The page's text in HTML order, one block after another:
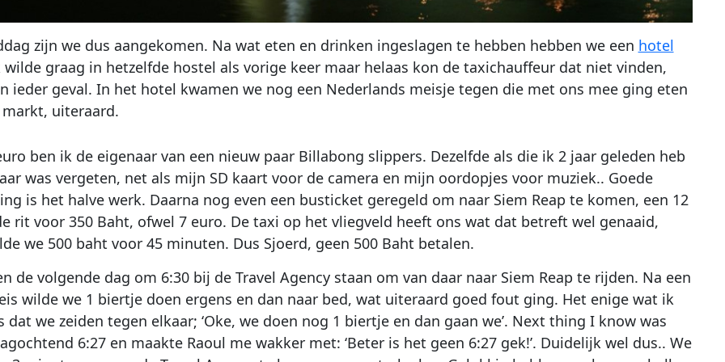
zijn we dus aangekomen. Na wat eten en drinken ingeslagen te hebben hebben we een hotel
graag in hetzelfde hostel als vorige keer maar helaas kon de taxichauffeur dat niet vinden,
ieder geval. In het hotel kwamen we nog een Nederlands meisje tegen die met ons mee ging eten
uiteraard.
ben ik de eigenaar van een nieuw paar Billabong slippers. Dezelfde als die ik 2 jaar geleden heb
was vergeten, net als mijn SD kaart voor de camera en mijn oordopjes voor muziek.. Goede
is het halve werk. Daarna nog even een busticket geregeld om naar Siem Reap te komen, een 12
rit voor 350 Baht, ofwel 7 euro. De taxi op het vliegveld heeft ons wat dat betreft wel genaaid,
we 500 baht voor 45 minuten. Dus Sjoerd, geen 500 Baht betalen.
de volgende dag om 6:30 bij de Travel Agency staan om van daar naar Siem Reap te rijden. Na een
wilde we 1 biertje doen ergens en dan naar bed, wat uiteraard goed fout ging. Het enige wat ik
dat we zeiden tegen elkaar; ‘Oke, we doen nog 1 biertje en dan gaan we’. Next thing I know was
6:27 en maakte Raoul me wakker met: ‘Beter is het geen 6:27 gek!’. Duidelijk wel dus.. We